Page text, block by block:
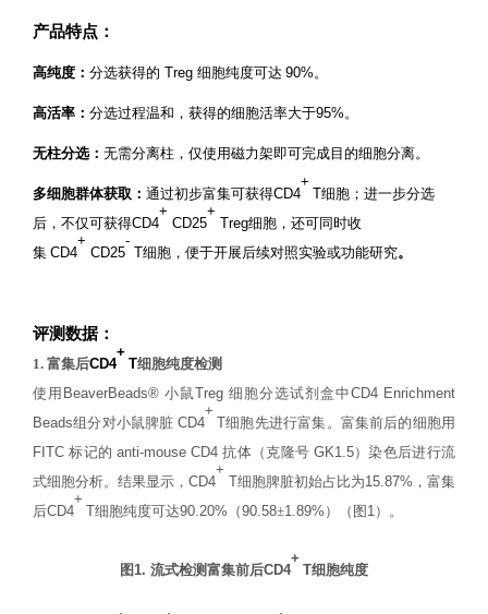
产品特点 ：
高纯度： 分选获得的 Treg 细胞纯度可达 90%。
高活率： 分选过程温和，获得的细胞活率大于95%。
无柱分选： 无需分离柱，仅使用磁力架即可完成目的细胞分离。
多细胞群体获取： 通过初步富集可获得CD4
+
T细胞；进一步分选
后，不仅可获得CD4
+
CD25
+
Treg细胞 ，还可同时收
集 CD4
+
CD25
-
T细胞，便于开展后续对照实验或功能研究。
评测数据：
1. 富集后CD4
+
T细胞纯度检测
使 用 BeaverBeads® 小鼠Treg 细胞分选试剂盒中CD4 Enrichment
Beads组分对小鼠脾脏 CD4
+
T细胞先进行富集 。 富集前后的细胞用
FITC标记的 anti-mouse CD4抗体（克隆号 GK1.5）染色后进行流
式细胞分析。结果显示，CD4
+
T细胞脾脏初始占比为15.87% ，富集
后CD4
+
T细胞纯度可达90.20% （90.58±1.89% ）（图 1）。
图1. 流式检测富集前后CD4
+
T细胞纯度